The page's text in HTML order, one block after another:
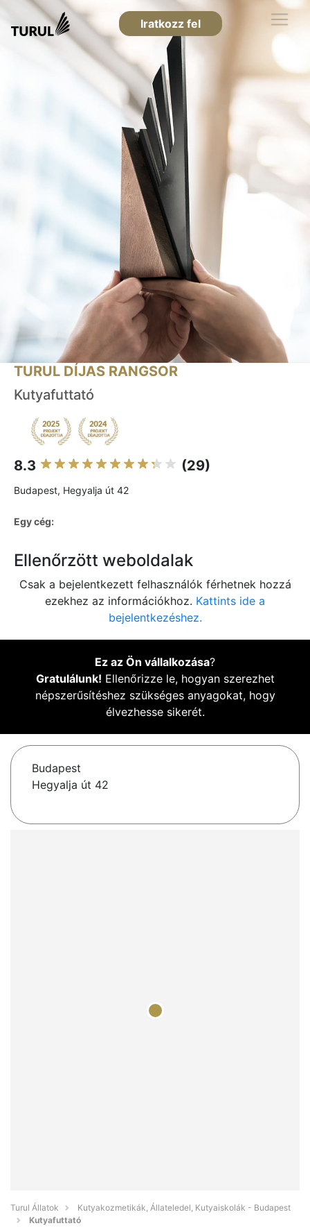
Iratkozz fel
TURUL DÍJAS RANGSOR
Kutyafuttató
8.3 (29)
Budapest, Hegyalja út 42
Egy cég:
Ellenőrzött weboldalak
Csak a bejelentkezett felhasználók férhetnek hozzá
ezekhez az információkhoz. Kattints ide a
bejelentkezéshez.
Ez az Ön vállalkozása?
Gratulálunk! Ellenőrizze le, hogyan szerezhet
népszerűsítéshez szükséges anyagokat, hogy
élvezhesse sikerét.
Budapest
Hegyalja út 42
Turul Állatok
Kutyakozmetikák, Állateledel, Kutyaiskolák - Budapest
Kutyafuttató